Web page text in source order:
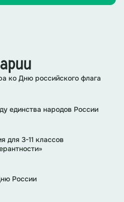
ко Дню российского флага
единства народов России
для 3-11 классов
России